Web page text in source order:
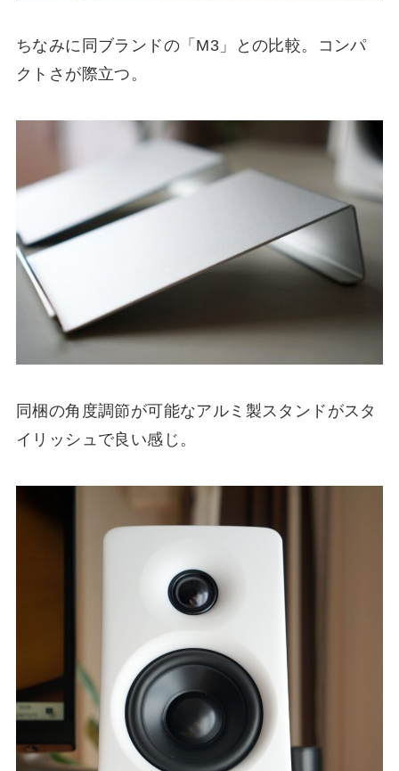
ちなみに同ブランドの「M3」との比較。コンパ
クトさが際立つ。
同梱の角度調節が可能なアルミ製スタンドがスタ
イリッシュで良い感じ。